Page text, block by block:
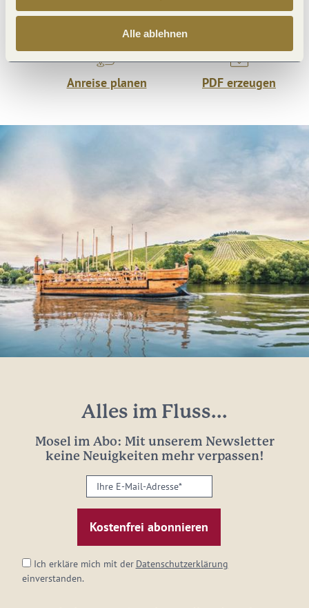
Alle ablehnen
Was möchtest du als nächstes tun?
Anreise planen PDF erzeugen
Alles im Fluss...
Mosel im Abo: Mit unserem Newsletter
keine Neuigkeiten mehr verpassen!
Ihre
E-
Mail-
Adresse:
Ich erkläre mich mit der Datenschutzerklärung
einverstanden.